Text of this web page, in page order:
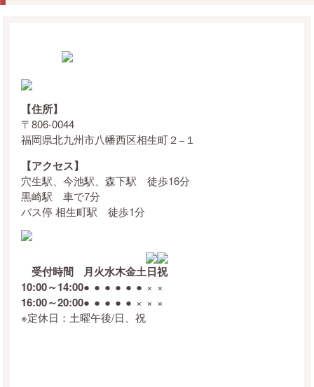
【住所】
〒806-0044
福岡県北九州市八幡西区相生町２−１
【アクセス】
穴生駅、今池駅、森下駅 徒歩16分
黒崎駅 車で7分
バス停 相生町駅 徒歩1分
受付時間 月火水木金土日祝
10:00～14:00● ● ● ● ● ● × ×
16:00～20:00● ● ● ● ● × × ×
※定休日：土曜午後/日、祝